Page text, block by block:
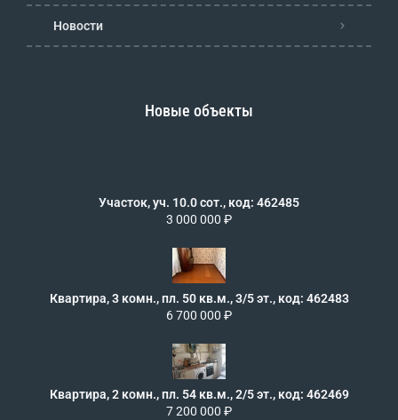
Новости
Новые объекты
Участок, уч. 10.0 сот., код: 462485
3 000 000 ₽
Квартира, 3 комн., пл. 50 кв.м., 3/5 эт., код: 462483
6 700 000 ₽
Квартира, 2 комн., пл. 54 кв.м., 2/5 эт., код: 462469
7 200 000 ₽